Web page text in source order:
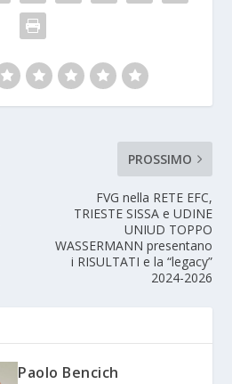
PROSSIMO
FVG nella RETE EFC,
TRIESTE SISSA e UDINE
UNIUD TOPPO
WASSERMANN presentano
i RISULTATI e la “legacy”
2024-2026
Paolo Bencich